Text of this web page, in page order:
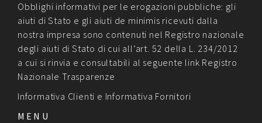
Obblighi informativi per le erogazioni pubbliche: gli
aiuti di Stato e gli aiuti de minimis ricevuti dalla
nostra impresa sono contenuti nel Registro nazionale
degli aiuti di Stato di cui all’art. 52 della L. 234/2012
a cui si rinvia e consultabili al seguente link Registro
Nazionale Trasparenze
Informativa Clienti e Informativa Fornitori
MENU